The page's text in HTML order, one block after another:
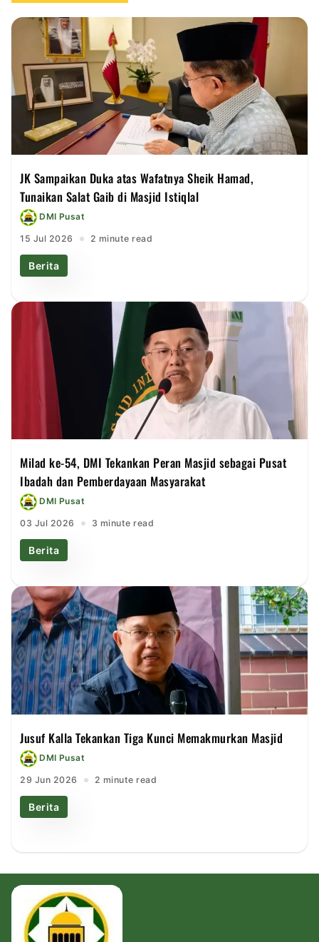
JK Sampaikan Duka atas Wafatnya Sheik Hamad,
Tunaikan Salat Gaib di Masjid Istiqlal
DMI Pusat
15 Jul 2026 2 minute read
Berita
Milad ke-54, DMI Tekankan Peran Masjid sebagai Pusat
Ibadah dan Pemberdayaan Masyarakat
DMI Pusat
03 Jul 2026 3 minute read
Berita
Jusuf Kalla Tekankan Tiga Kunci Memakmurkan Masjid
DMI Pusat
29 Jun 2026 2 minute read
Berita